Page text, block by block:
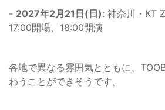
- 2027年2月21日(日): 神奈川・KT
17:00開場、18:00開演
各地で異なる雰囲気とともに、
わうことができそうです。